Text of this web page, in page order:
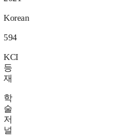
Korean
594
KCI
등
재
학
술
저
널